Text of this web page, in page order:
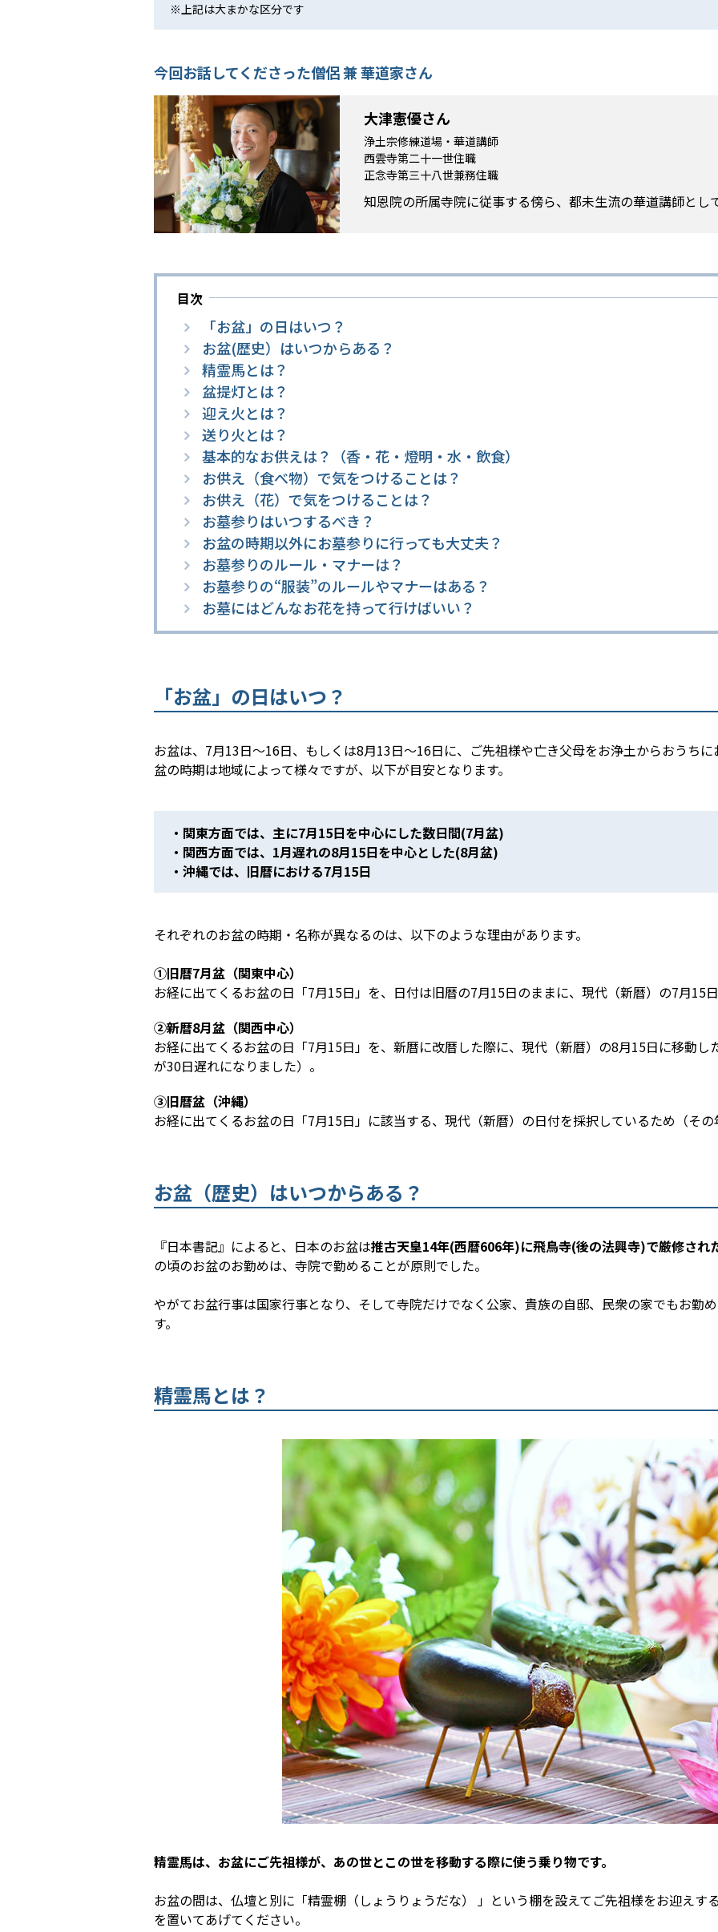
※上記は大まかな区分です
今回お話してくださった僧侶 兼 華道家さん
大津憲優さん
浄土宗修練道場・華道講師
西雲寺第二十一世住職
正念寺第三十八世兼務住職
知恩院の所属寺院に従事する傍ら、都未生流の華道講師とし
目次
「お盆」の日はいつ？
お盆(歴史）はいつからある？
精霊馬とは？
盆提灯とは？
迎え火とは？
送り火とは？
基本的なお供えは？（香・花・燈明・水・飲食）
お供え（食べ物）で気をつけることは？
お供え（花）で気をつけることは？
お墓参りはいつするべき？
お盆の時期以外にお墓参りに行っても大丈夫？
お墓参りのルール・マナーは？
お墓参りの“服装”のルールやマナーはある？
お墓にはどんなお花を持って行けばいい？
「お盆」の日はいつ？
お盆は、7月13日〜16日、もしくは8月13日〜16日に、ご先祖様や亡き父母をお浄土からおうち
盆の時期は地域によって様々ですが、以下が目安となります。
・関東方面では、主に7月15日を中心にした数日間(7月盆)
・関西方面では、1月遅れの8月15日を中心とした(8月盆)
・沖縄では、旧暦における7月15日
それぞれのお盆の時期・名称が異なるのは、以下のような理由があります。
①旧暦7月盆（関東中心）
お経に出てくるお盆の日「7月15日」を、日付は旧暦の7月15日のままに、現代（新暦）の7月15
②新暦8月盆（関西中心）
お経に出てくるお盆の日「7月15日」を、新暦に改暦した際に、現代（新暦）の8月15日に移動
が30日遅れになりました）。
③旧暦盆（沖縄）
お経に出てくるお盆の日「7月15日」に該当する、現代（新暦）の日付を採択しているため（そ
お盆（歴史）はいつからある？
『日本書記』によると、日本のお盆は推古天皇14年(西暦606年)に飛鳥寺(後の法興寺)で厳修され
の頃のお盆のお勤めは、寺院で勤めることが原則でした。
やがてお盆行事は国家行事となり、そして寺院だけでなく公家、貴族の自邸、民衆の家でもお勤
す。
精霊馬とは？
精霊馬は、お盆にご先祖様が、あの世とこの世を移動する際に使う乗り物です。
お盆の間は、仏壇と別に「精霊棚（しょうりょうだな） 」という棚を設えてご先祖様をお迎えす
を置いてあげてください。